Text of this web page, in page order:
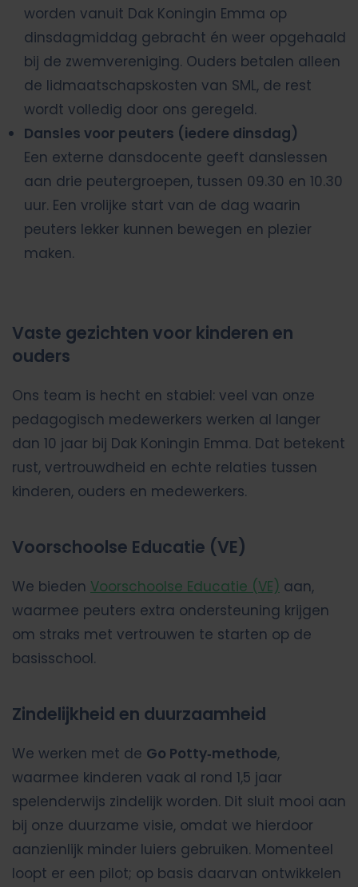
worden vanuit Dak Koningin Emma op
dinsdagmiddag gebracht én weer opgehaald
bij de zwemvereniging. Ouders betalen alleen
de lidmaatschapskosten van SML, de rest
wordt volledig door ons geregeld.
Dansles voor peuters (iedere dinsdag)
Een externe dansdocente geeft danslessen
aan drie peutergroepen, tussen 09.30 en 10.30
uur. Een vrolijke start van de dag waarin
peuters lekker kunnen bewegen en plezier
maken.
Vaste gezichten voor kinderen en
ouders
Ons team is hecht en stabiel: veel van onze
pedagogisch medewerkers werken al langer
dan 10 jaar bij Dak Koningin Emma. Dat betekent
rust, vertrouwdheid en echte relaties tussen
kinderen, ouders en medewerkers.
Voorschoolse Educatie (VE)
We bieden Voorschoolse Educatie (VE) aan,
waarmee peuters extra ondersteuning krijgen
om straks met vertrouwen te starten op de
basisschool.
Zindelijkheid en duurzaamheid
We werken met de Go Potty‑methode,
waarmee kinderen vaak al rond 1,5 jaar
spelenderwijs zindelijk worden. Dit sluit mooi aan
bij onze duurzame visie, omdat we hierdoor
aanzienlijk minder luiers gebruiken. Momenteel
loopt er een pilot; op basis daarvan ontwikkelen